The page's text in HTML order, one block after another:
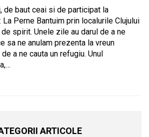
de baut ceai si de participat la
Perne Bantuim prin localurile Clujului
spirit. Unele zile au darul de a ne
sa ne anulam prezenta la vreun
a ne cauta un refugiu. Unul
ARTICOLE